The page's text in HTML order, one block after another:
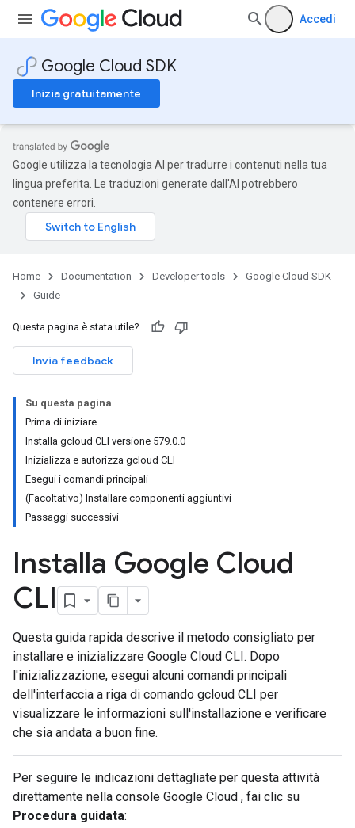
Accedi
Google Cloud SDK
Inizia gratuitamente
Google utilizza la tecnologia AI per tradurre i contenuti nella tua
lingua preferita. Le traduzioni generate dall'AI potrebbero
contenere errori.
Home Documentation Developer tools
Google Cloud SDK
Guide
Questa pagina è stata utile?
Invia feedback
Su questa pagina
Prima di iniziare
Installa gcloud CLI versione 579.0.0
Inizializza e autorizza gcloud CLI
Esegui i comandi principali
(Facoltativo) Installare componenti aggiuntivi
Passaggi successivi
Installa Google Cloud
CLI
Questa guida rapida descrive il metodo consigliato per
installare e inizializzare Google Cloud CLI. Dopo
l'inizializzazione, esegui alcuni comandi principali
dell'interfaccia a riga di comando gcloud CLI per
visualizzare le informazioni sull'installazione e verificare
che sia andata a buon fine.
Per seguire le indicazioni dettagliate per questa attività
direttamente nella console Google Cloud , fai clic su
Procedura guidata: